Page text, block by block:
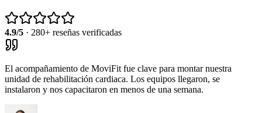
4.9/5 · 280+ reseñas verificadas
El acompañamiento de MoviFit fue clave para montar nuestra
unidad de rehabilitación cardiaca. Los equipos llegaron, se
instalaron y nos capacitaron en menos de una semana.